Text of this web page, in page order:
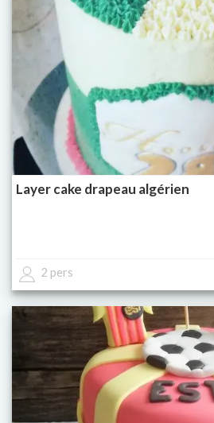
Layer cake drapeau algérien
2 pers